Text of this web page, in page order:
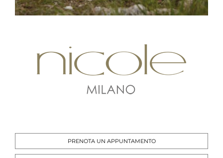
PRENOTA UN APPUNTAMENTO